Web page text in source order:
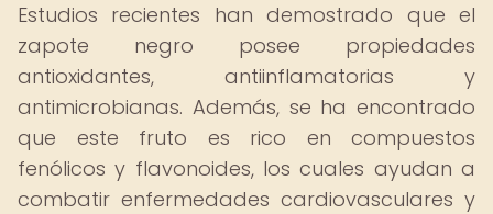
Estudios recientes han demostrado que el
zapote negro posee propiedades
antioxidantes, antiinflamatorias y
antimicrobianas. Además, se ha encontrado
que este fruto es rico en compuestos
fenólicos y flavonoides, los cuales ayudan a
combatir enfermedades cardiovasculares y